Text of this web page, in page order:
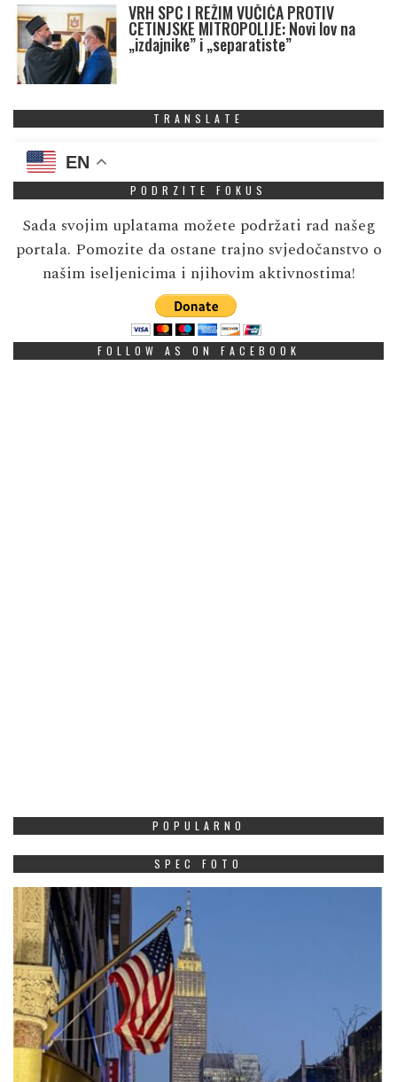
VRH SPC I REŽIM VUČIĆA PROTIV
CETINJSKE MITROPOLIJE: Novi lov na
„izdajnike” i „separatiste”
TRANSLATE
EN
PODRZITE FOKUS
Sada svojim uplatama možete podržati rad našeg
portala. Pomozite da ostane trajno svjedočanstvo o
našim iseljenicima i njihovim aktivnostima!
FOLLOW AS ON FACEBOOK
POPULARNO
SPEC FOTO